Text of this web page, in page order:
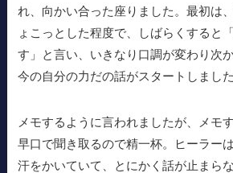
れ、向かい合った座りました。最初は
ょこっとした程度で、しばらくすると
す」と言い、いきなり口調が変わり次
今の自分の力だの話がスタートしました
メモするように言われましたが、メモ
早口で聞き取るので精一杯。ヒーラー
汗をかいていて、とにかく話が止まら